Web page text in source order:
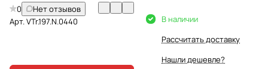
0
Нет отзывов
Арт.VTr.197.N.0440
В наличии
Рассчитать доставку
Нашли дешевле?